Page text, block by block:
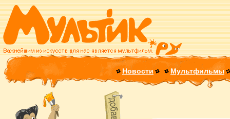
Новости Мультфильмы